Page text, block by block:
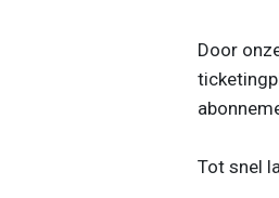
Door
Tot snel